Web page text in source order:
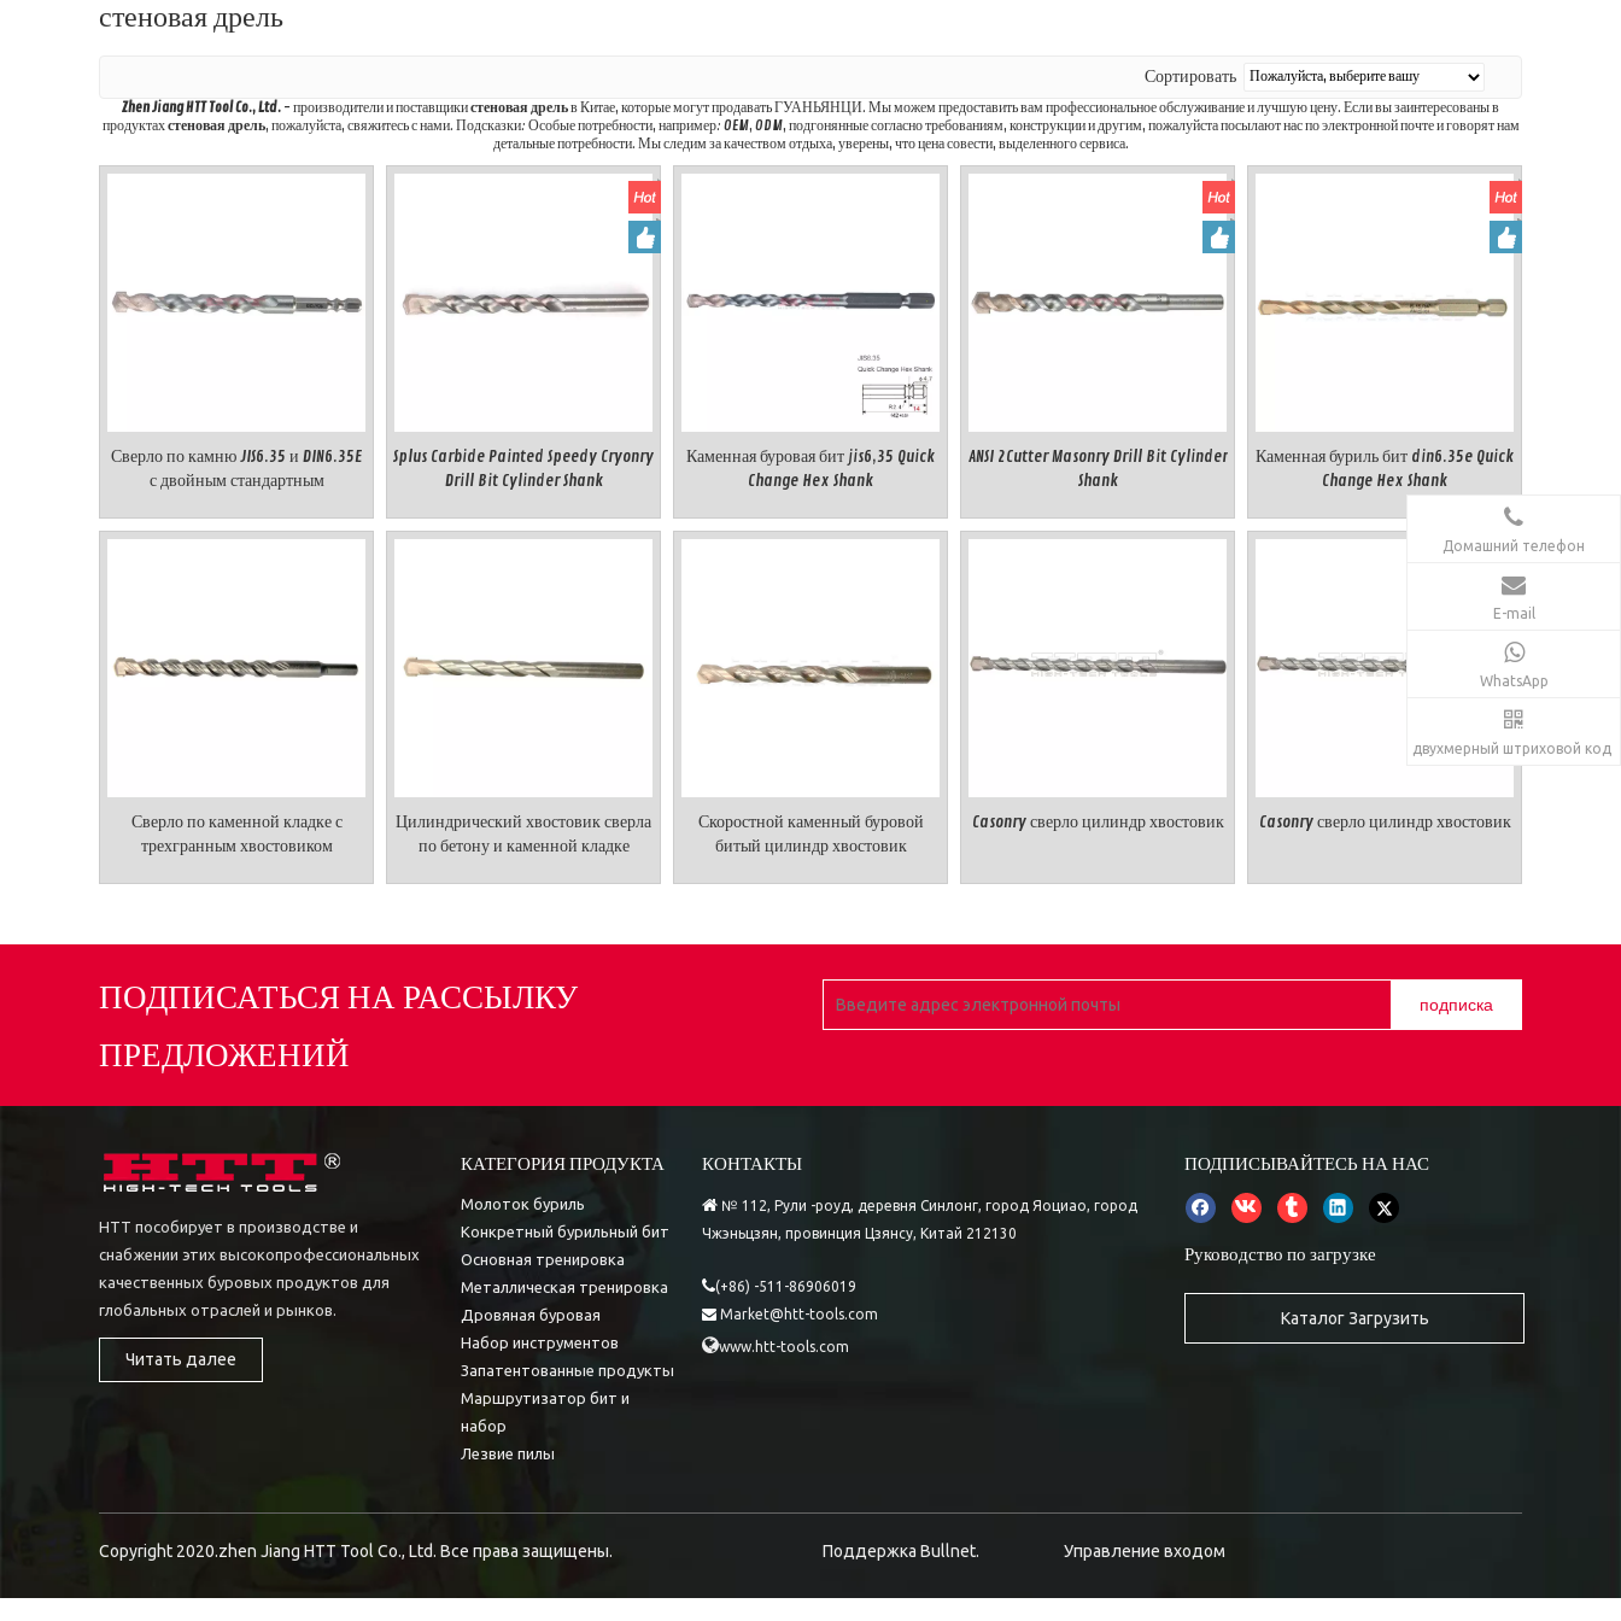
стеновая дрель
Сортировать
Zhen Jiang HTT Tool Co., Ltd. - производители и поставщикистеновая дрельв Китае, которые могут продавать ГУАНЬЯНЦИ. Мы можем предоставить вам профессиональное обслуживание и лучшую цену. Если вы заинтересованы в
продуктахстеновая дрель, пожалуйста, свяжитесь с нами. Подсказки: Особые потребности, например: OEM, ODM, подгонянные согласно требованиям, конструкции и другим, пожалуйста посылают нас по электронной почте и говорят нам
детальные потребности. Мы следим за качеством отдыха, уверены, что цена совести, выделенного сервиса.
Сверло по камню JIS6.35 и DIN6.35E
с двойным стандартным
хвостовиком
Splus Carbide Painted Speedy Cryonry
Drill Bit Cylinder Shank
Каменная буровая бит jis6,35 Quick
Change Hex Shank
ANSI 2Cutter Masonry Drill Bit Cylinder
Shank
Каменная буриль бит din6.35e Quick
Change Hex Shank
Сверло по каменной кладке с
трехгранным хвостовиком
Цилиндрический хвостовик сверла
по бетону и каменной кладке
Скоростной каменный буровой
битый цилиндр хвостовик
Casonry сверло цилиндр хвостовик Casonry сверло цилиндр хвостовик
ПОДПИСАТЬСЯ НА РАССЫЛКУ
ПРЕДЛОЖЕНИЙ
подписка
HTT пособирует в производстве и
снабжении этих высокопрофессиональных
качественных буровых продуктов для
глобальных отраслей и рынков.
Читать далее
КАТЕГОРИЯ ПРОДУКТА
Молоток буриль
Конкретный бурильный бит
Основная тренировка
Металлическая тренировка
Дровяная буровая
Набор инструментов
Запатентованные продукты
Маршрутизатор бит и
набор
Лезвие пилы
КОНТАКТЫ
 № 112, Рули -роуд, деревня Синлонг, город Яоциао, город
Чжэньцзян, провинция Цзянсу, Китай 212130
(+86) -511-86906019
 Market@htt-tools.com
www.htt-tools.com
ПОДПИСЫВАЙТЕСЬ НА НАС
Руководство по загрузке
Каталог Загрузить
Домашний телефон
E-mail
WhatsApp
двухмерный штриховой код
Copyright 2020.zhen Jiang HTT Tool Co., Ltd. Все права защищены. Поддержка Bullnet. Управление входом